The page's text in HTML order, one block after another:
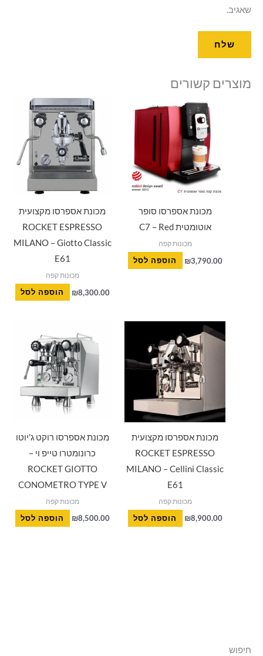
שאגיב.
מוצרים קשורים
מכונת אספרסו סופר
אוטומטית C7 – Red
מכונות קפה
₪3,790.00 הוספה לסל
מכונת אספרסו מקצועית
ROCKET ESPRESSO
MILANO – Giotto Classic
E61
מכונות קפה
₪8,300.00 הוספה לסל
מכונת אספרסו מקצועית
ROCKET ESPRESSO
MILANO – Cellini Classic
E61
מכונות קפה
₪8,900.00 הוספה לסל
מכונת אספרסו רוקט ג'יוטו
כרונומטרו טייפ וי –
ROCKET GIOTTO
CONOMETRO TYPE V
מכונות קפה
₪8,500.00 הוספה לסל
חיפוש